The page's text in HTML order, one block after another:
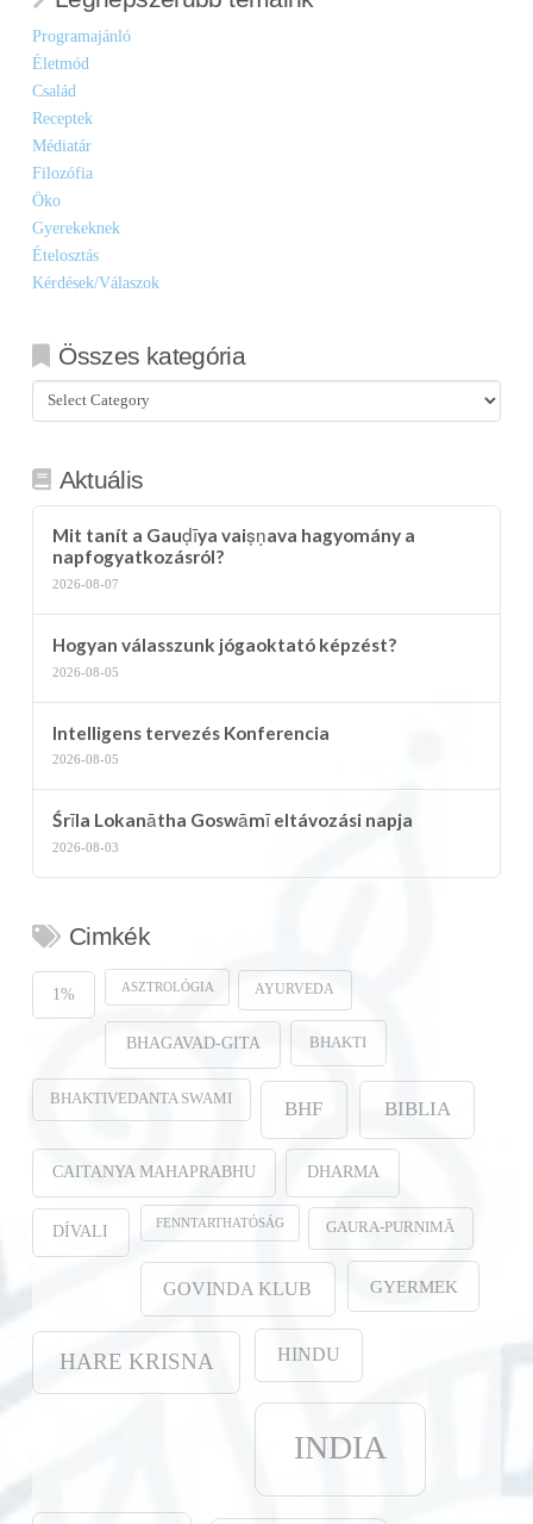
Programajánló
Életmód
Család
Receptek
Médiatár
Filozófia
Öko
Gyerekeknek
Ételosztás
Kérdések/Válaszok
Összes kategória
Összes
kategória
Aktuális
Mit tanít a Gauḍīya vaiṣṇava hagyomány a
napfogyatkozásról?
2026-08-07
Hogyan válasszunk jógaoktató képzést?
2026-08-05
Intelligens tervezés Konferencia
2026-08-05
Śrīla Lokanātha Goswāmī eltávozási napja
2026-08-03
Cimkék
1% ASZTROLÓGIA AYURVEDA
BHAGAVAD-GITA BHAKTI
BHAKTIVEDANTA SWAMI BHF BIBLIA
CAITANYA MAHAPRABHU DHARMA
DÍVALI FENNTARTHATÓSÁG GAURA-PURṆIMĀ
GOVINDA KLUB GYERMEK
HARE KRISNA HINDU
INDIA